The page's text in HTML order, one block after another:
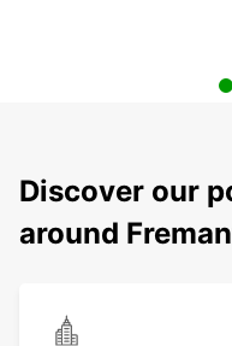
Discover our
around